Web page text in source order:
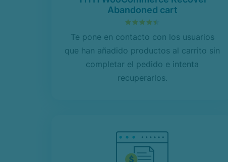
Abandoned cart
Te pone en contacto con los usuarios
que han añadido productos al carrito sin
completar el pedido e intenta
recuperarlos.